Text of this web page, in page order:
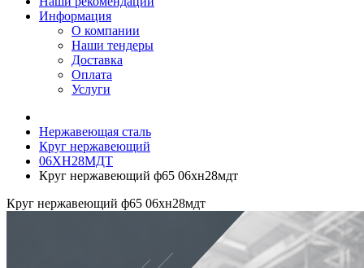
Информация
О компании
Наши тендеры
Доставка
Оплата
Услуги
Нержавеющая сталь
Круг нержавеющий
06ХН28МДТ
Круг нержавеющий ф65 06хн28мдт
Круг нержавеющий ф65 06хн28мдт